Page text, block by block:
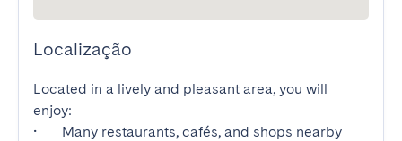
Localização
Located in a lively and pleasant area, you will
enjoy:
•	Many restaurants, cafés, and shops nearby